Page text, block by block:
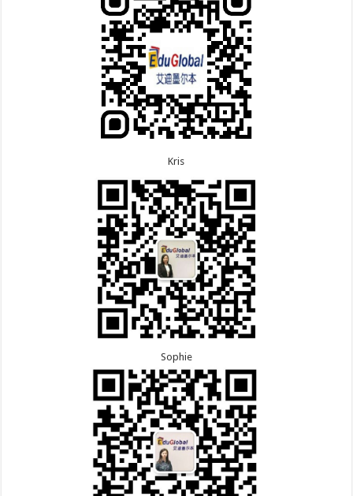
8.5恭喜江苏的杨女士190技术移民签证顺利下签！
8.3恭喜黑龙江的刘女士864父母签证顺利下签！
8.3恭喜天津的陈同学和妈妈590+500学生签证顺利
7.8恭喜黑龙江的刘女士600旅游签证顺利下签，三年
7.7恭喜北京的王先生和孩子600旅游签证顺利下签，
Kris
Sophie